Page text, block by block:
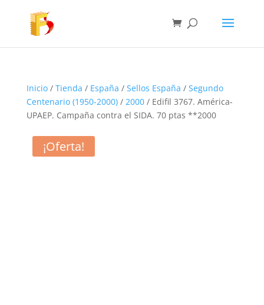
Inicio/ Tienda / España / Sellos España / Segundo
Centenario (1950-2000)/ 2000/ Edifil 3767. América-
UPAEP. Campaña contra el SIDA. 70 ptas **2000
¡Oferta!